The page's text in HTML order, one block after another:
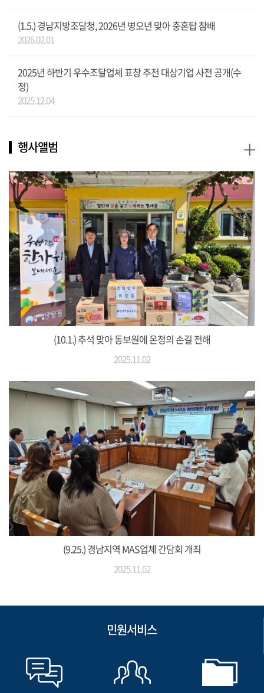
(1.5.) 경남지방조달청, 2026년 병오년 맞아 충혼탑 참배
2026.02.01
2025년 하반기 우수조달업체 표창 추천 대상기업 사전 공개(수
정)
2025.12.04
행사앨범
(10.1.) 추석 맞아 동보원에 온정의 손길 전해
2025.11.02
(9.25.) 경남지역 MAS업체 간담회 개최
2025.11.02
+
민원서비스